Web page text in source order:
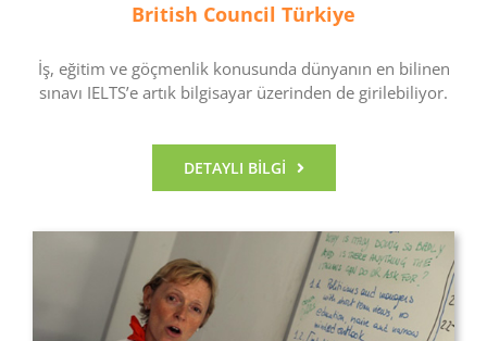
British Council Türkiye
İş, eğitim ve göçmenlik konusunda dünyanın en bilinen
sınavı IELTS’e artık bilgisayar üzerinden de girilebiliyor.
DETAYLI BILGI